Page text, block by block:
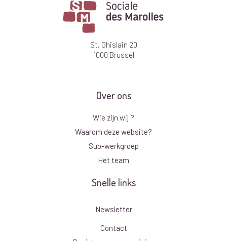
St. Ghislain 20
1000 Brussel
Over ons
Wie zijn wij ?
Waarom deze website?
Sub-werkgroep
Het team
Snelle links
Newsletter
Contact